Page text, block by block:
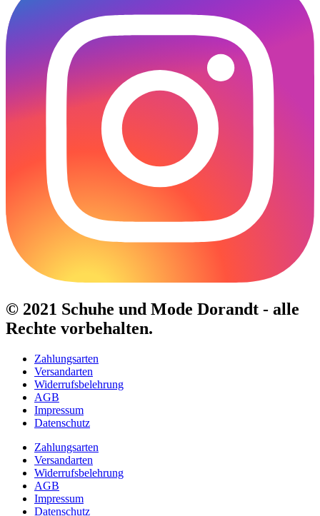
© 2021 Schuhe und Mode Dorandt - alle
Rechte vorbehalten.
Zahlungsarten
Versandarten
Widerrufsbelehrung
AGB
Impressum
Datenschutz
Zahlungsarten
Versandarten
Widerrufsbelehrung
AGB
Impressum
Datenschutz